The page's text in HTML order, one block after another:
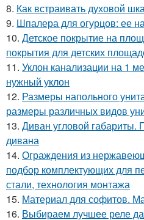
8. Как встраивать духовой
9. Шпалера для огурцов: ее
10. Детское покрытие на
покрытия для детских
11. Уклон канализации на 1
нужный уклон
12. Размеры напольного
размеры различных видов
13. Диван угловой
дивана
14. Ограждения из
подбор комплектующих для
стали, технология монтажа
15. Материал для софитов.
16. Выбираем лучшее реле